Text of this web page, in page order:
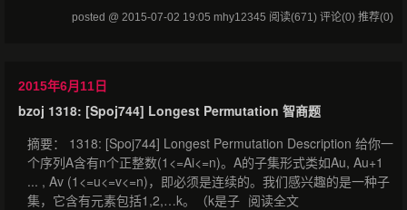
posted @ 2015-07-02 19:05 mhy12345 阅读(671) 评论(0) 推荐(0)
2015年6月11日
bzoj 1318: [Spoj744] Longest Permutation 智商题
摘要： 1318: [Spoj744] Longest Permutation Description 给你一
个序列A含有n个正整数(1<=Ai<=n)。A的子集形式类如Au, Au+1
... , Av (1<=u<=v<=n)，即必须是连续的。我们感兴趣的是一种子
集，它含有元素包括1,2,…k。（k是子 阅读全文